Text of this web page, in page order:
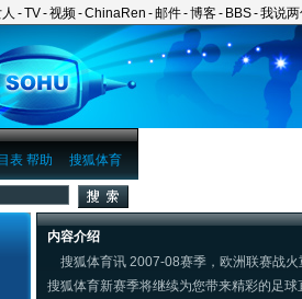
-TV-视频-ChinaRen -邮件-博客- BBS-我说两
搜狐体育
表 帮助
内容介绍
搜狐体育讯 2007-08赛季，欧洲联赛战火
搜狐体育新赛季将继续为您带来精彩的足球